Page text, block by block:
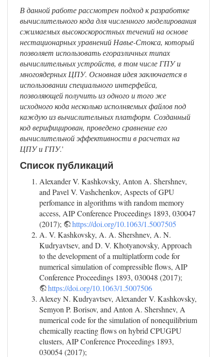
В данной работе рассмотрен подход к разработке
вычислительного кода для численного моделирования
сжимаемых высокоскоростных течений на основе
нестационарных уравнений Навье-Стокса, который
позволяет использовать егоразличных типах
вычислительных устройств, в том числе ГПУ и
многоядерных ЦПУ. Основная идея заключается в
использовании специального интерфейса,
позволяющей получить из одного и того же
исходного кода несколько исполняемых файлов под
каждую из вычислительных платформ. Созданный
код верифицирован, проведено сравнение его
вычислительной эффективности в расчетах на
ЦПУ и ГПУ.'
Список публикаций
Alexander V. Kashkovsky, Anton A. Shershnev,
and Pavel V. Vashchenkov, Aspects of GPU
perfomance in algorithms with random memory
access, AIP Conference Proceedings 1893, 030047
(2017);
https://doi.org/10.1063/1.5007505
A. V. Kashkovsky, A. A. Shershnev, A. N.
Kudryavtsev, and D. V. Khotyanovsky, Approach
to the development of a multiplatform code for
numerical simulation of compressible flows, AIP
Conference Proceedings 1893, 030048 (2017);
https://doi.org/10.1063/1.5007506
Alexey N. Kudryavtsev, Alexander V. Kashkovsky,
Semyon P. Borisov, and Anton A. Shershnev, A
numerical code for the simulation of nonequilibrium
chemically reacting flows on hybrid CPUGPU
clusters, AIP Conference Proceedings 1893,
030054 (2017);